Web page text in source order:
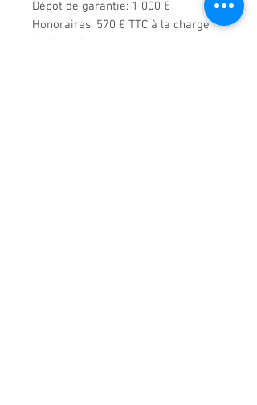
Dépot de garantie: 1 000 €
Honoraires: 570 € TTC à la charge
du locataire